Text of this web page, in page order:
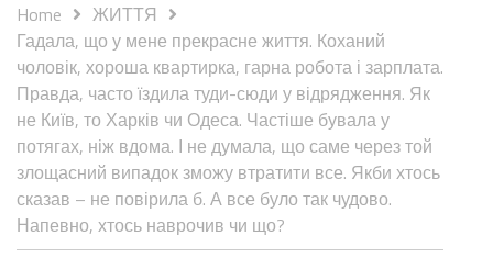
Home
ЖИТТЯ
Гадала, що у мене прекрасне життя. Коханий
чоловік, хороша квартирка, гарна робота і зарплата.
Правда, часто їздила туди-сюди у відрядження. Як
не Київ, то Харків чи Одеса. Частіше бувала у
потягах, ніж вдома. І не думала, що саме через той
злощасний випадок зможу втратити все. Якби хтось
сказав – не повірила б. А все було так чудово.
Напевно, хтось наврочив чи що?